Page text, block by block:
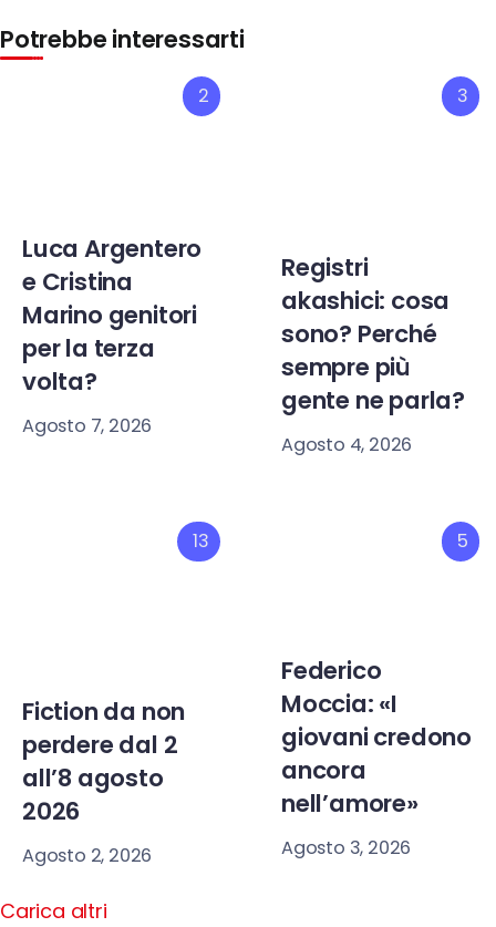
Potrebbe interessarti
2
Luca Argentero
e Cristina
Marino genitori
per la terza
volta?
Agosto 7, 2026
3
Registri
akashici: cosa
sono? Perché
sempre più
gente ne parla?
Agosto 4, 2026
13
Fiction da non
perdere dal 2
all’8 agosto
2026
Agosto 2, 2026
5
Federico
Moccia: «I
giovani credono
ancora
nell’amore»
Agosto 3, 2026
Carica altri